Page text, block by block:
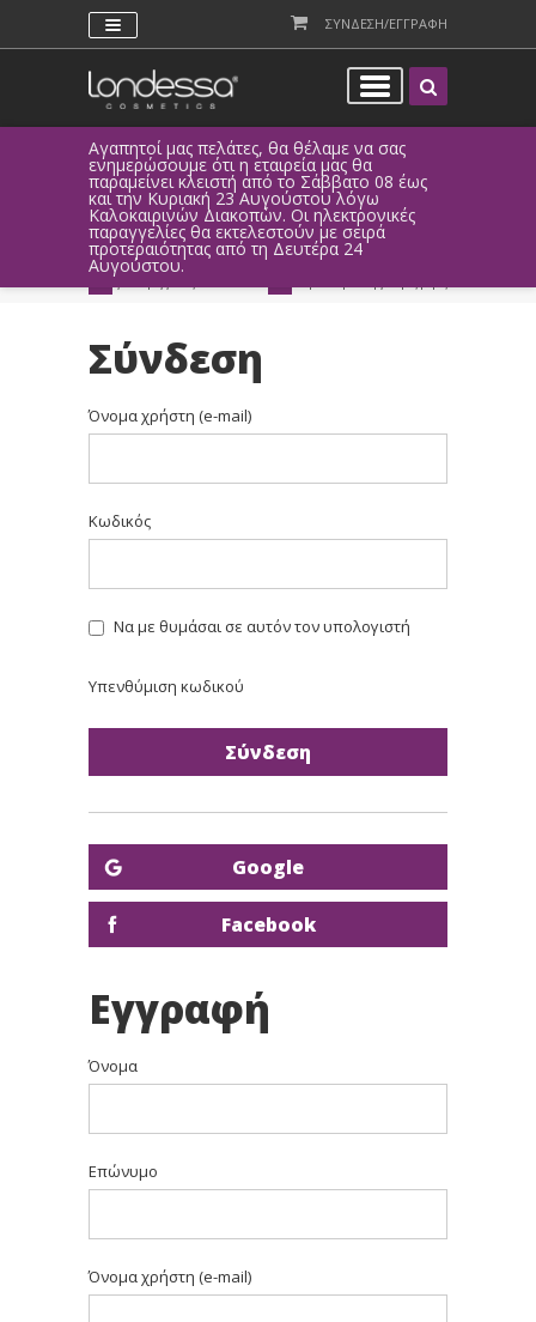
ΣΥΝΔΕΣΗ/ΕΓΓΡΑΦΗ
Αγαπητοί μας πελάτες, θα θέλαμε να σας
ενημερώσουμε ότι η εταιρεία μας θα
παραμείνει κλειστή από το Σάββατο 08 έως
και την Κυριακή 23 Αυγούστου λόγω
Καλοκαιρινών Διακοπών. Οι ηλεκτρονικές
παραγγελίες θα εκτελεστούν με σειρά
προτεραιότητας από τη Δευτέρα 24
Αυγούστου.
ΑΜΕΣΗ ΣΥΝΔΕΣΗ
Facebook, Gmail
ή ως επισκέπτης
ΕΥΚΟΛΕΣ ΑΓΟΡΕΣ
με ευέλικτους τρόπους
πληρωμής
ΔΩΡΕΑΝ ΠΑΡΑΔΟΣΗ
Σύνδεση
Όνομα χρήστη (e-mail)
Κωδικός
Να με θυμάσαι σε αυτόν τον υπολογιστή
Υπενθύμιση κωδικού
Google
Facebook
Εγγραφή
Όνομα
Επώνυμο
Όνομα χρήστη (e-mail)